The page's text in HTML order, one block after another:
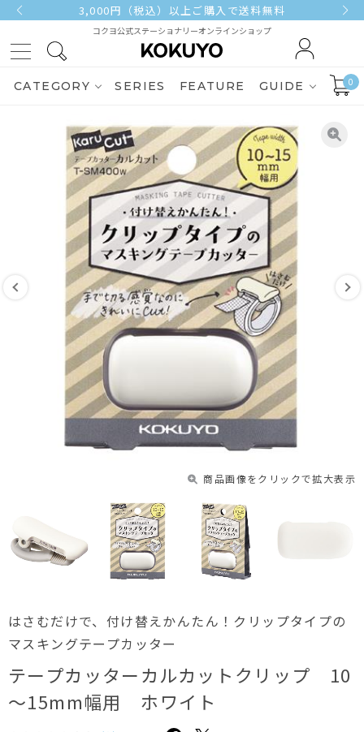
3,000円（税込）以上ご購入で送料無料
コクヨ公式ステーショナリーオンラインショップ
CATEGORY SERIES FEATURE GUIDE 0
商品画像をクリックで拡大表示
はさむだけで、付け替えかんたん！クリップタイプの
マスキングテープカッター
テープカッターカルカットクリップ 10
～15mm幅用 ホワイト